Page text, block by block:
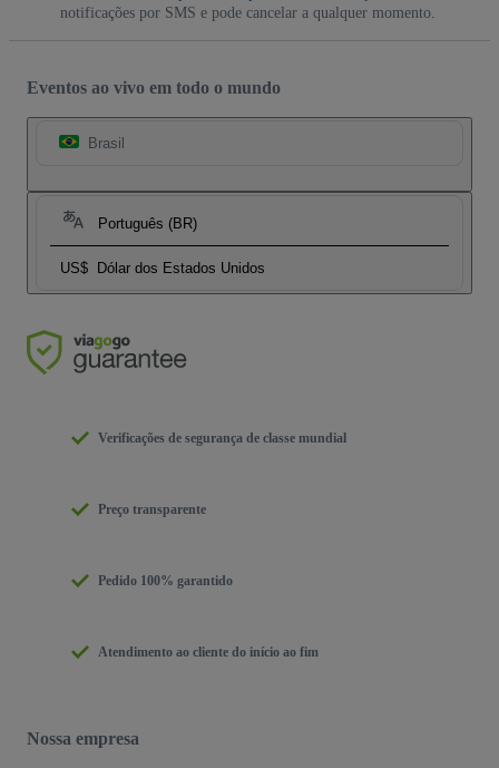
notificações por SMS e pode cancelar a qualquer momento.
Eventos ao vivo em todo o mundo
Brasil
Português (BR)
US$ Dólar dos Estados Unidos
Verificações de segurança de classe mundial
Preço transparente
Pedido 100% garantido
Atendimento ao cliente do início ao fim
Nossa empresa